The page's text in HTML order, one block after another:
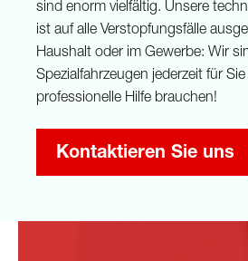
sind enorm vielfältig. Unsere
ist auf alle Verstopfungsfälle
Haushalt oder im Gewerbe: Wir
Spezialfahrzeugen jederzeit für
professionelle Hilfe brauchen!
Kontaktieren Sie uns